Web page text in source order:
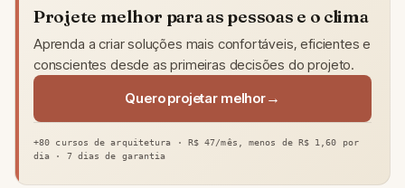
Projete melhor para as pessoas e o clima
Aprenda a criar soluções mais confortáveis, eficientes e
conscientes desde as primeiras decisões do projeto.
Quero projetar melhor
+80 cursos de arquitetura · R$ 47/mês, menos de R$ 1,60 por
dia · 7 dias de garantia